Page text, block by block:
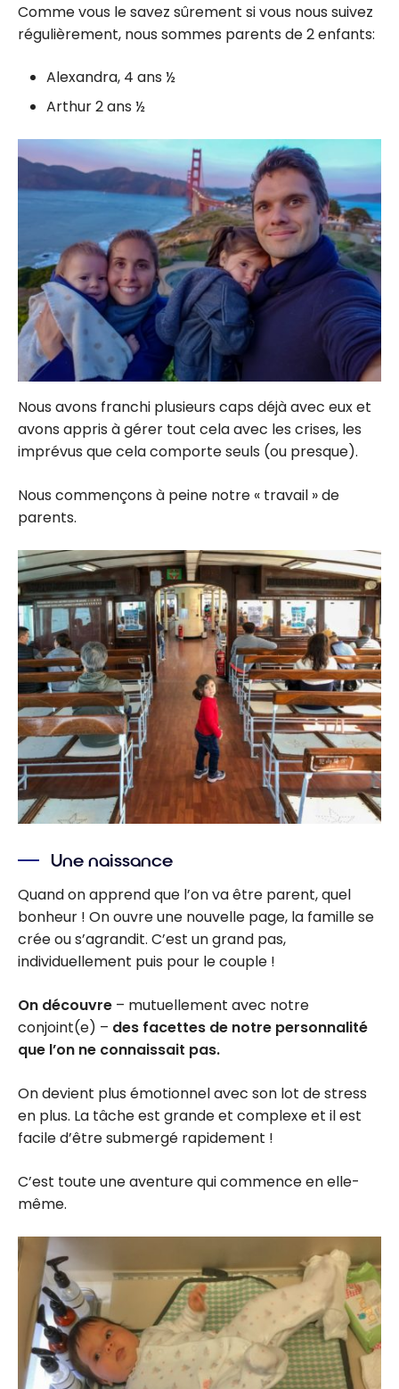
Comme vous le savez sûrement si vous nous suivez
régulièrement, nous sommes parents de 2 enfants:
Alexandra, 4 ans ½
Arthur 2 ans ½
Nous avons franchi plusieurs caps déjà avec eux et
avons appris à gérer tout cela avec les crises, les
imprévus que cela comporte seuls (ou presque).
Nous commençons à peine notre « travail » de
parents.
Une naissance
Quand on apprend que l’on va être parent, quel
bonheur ! On ouvre une nouvelle page, la famille se
crée ou s’agrandit. C’est un grand pas,
individuellement puis pour le couple !
On découvre – mutuellement avec notre
conjoint(e) – des facettes de notre personnalité
que l’on ne connaissait pas.
On devient plus émotionnel avec son lot de stress
en plus. La tâche est grande et complexe et il est
facile d’être submergé rapidement !
C’est toute une aventure qui commence en elle-
même.